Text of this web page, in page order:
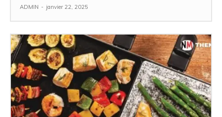
ADMIN - janvier 22, 2025